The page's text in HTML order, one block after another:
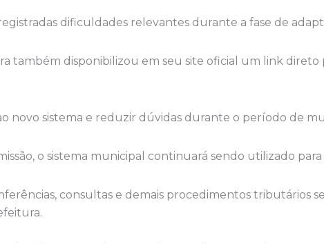
dificuldades relevantes durante a fase de
também disponibilizou em seu site oficial um link direto
novo sistema e reduzir dúvidas durante o período de
o sistema municipal continuará sendo utilizado para
consultas e demais procedimentos tributários